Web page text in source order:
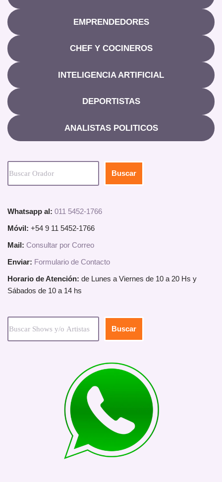
EMPRENDEDORES
CHEF Y COCINEROS
INTELIGENCIA ARTIFICIAL
DEPORTISTAS
ANALISTAS POLITICOS
Buscar
Whatsapp al: 011 5452-1766
Móvil: +54 9 11 5452-1766
Mail: Consultar por Correo
Enviar: Formulario de Contacto
Horario de Atención: de Lunes a Viernes de 10 a 20 Hs y
Sábados de 10 a 14 hs
Buscar